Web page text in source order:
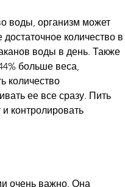
воды, организм может
количество в
воды в день. Также
больше веса,
количество
ее все сразу. Пить
контролировать
очень важно. Она